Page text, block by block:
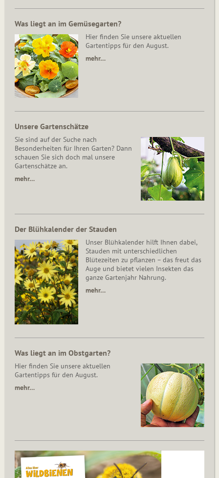
Was liegt an im Gemüsegarten?
Hier finden Sie unsere aktuellen
Gartentipps für den August.
mehr…
Unsere Gartenschätze
Sie sind auf der Suche nach
Besonderheiten für Ihren Garten? Dann
schauen Sie sich doch mal unsere
Gartenschätze an.
mehr…
Der Blühkalender der Stauden
Unser Blühkalender hilft Ihnen dabei,
Stauden mit unterschiedlichen
Blütezeiten zu pflanzen – das freut das
Auge und bietet vielen Insekten das
ganze Gartenjahr Nahrung.
mehr…
Was liegt an im Obstgarten?
Hier finden Sie unsere aktuellen
Gartentipps für den August.
mehr…